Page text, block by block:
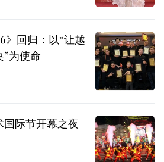
》回归：以“让越
为使命
际节开幕之夜